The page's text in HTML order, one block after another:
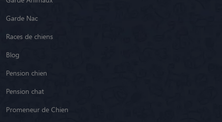
Garde Nac
Races de chiens
Blog
Pension chien
Pension chat
Promeneur de Chien